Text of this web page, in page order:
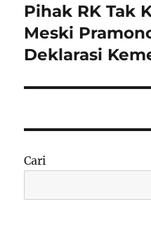
Next
post:
Pihak RK Tak
Meski
Deklarasi
Cari